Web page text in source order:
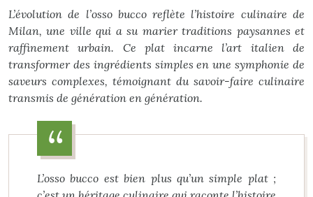
L’évolution de l’osso bucco reflète l’histoire culinaire de
Milan, une ville qui a su marier traditions paysannes et
raffinement urbain. Ce plat incarne l’art italien de
transformer des ingrédients simples en une symphonie de
saveurs complexes, témoignant du savoir-faire culinaire
transmis de génération en génération.
L’osso bucco est bien plus qu’un simple plat ;